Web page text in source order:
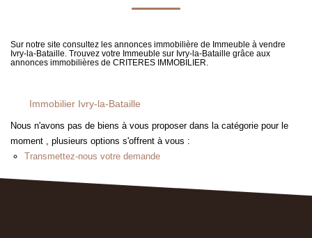
NOTRE AGENCE
Notre Équipe
Notre Village
Actualités
Sur notre site consultez les annonces immobilière de Immeuble à vendre
Ivry-la-Bataille. Trouvez votre Immeuble sur Ivry-la-Bataille grâce aux
annonces immobilières de CRITERES IMMOBILIER.
Immobilier Ivry-la-Bataille
Nous n'avons pas de biens à vous proposer dans la catégorie pour le
moment , plusieurs options s'offrent à vous :
Transmettez-nous votre demande